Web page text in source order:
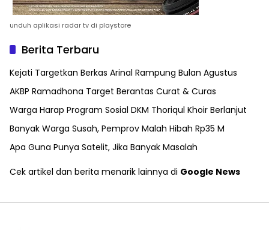
unduh aplikasi radar tv di playstore
Berita Terbaru
Kejati Targetkan Berkas Arinal Rampung Bulan Agustus
AKBP Ramadhona Target Berantas Curat & Curas
Warga Harap Program Sosial DKM Thoriqul Khoir Berlanjut
Banyak Warga Susah, Pemprov Malah Hibah Rp35 M
Apa Guna Punya Satelit, Jika Banyak Masalah
Cek artikel dan berita menarik lainnya di Google News